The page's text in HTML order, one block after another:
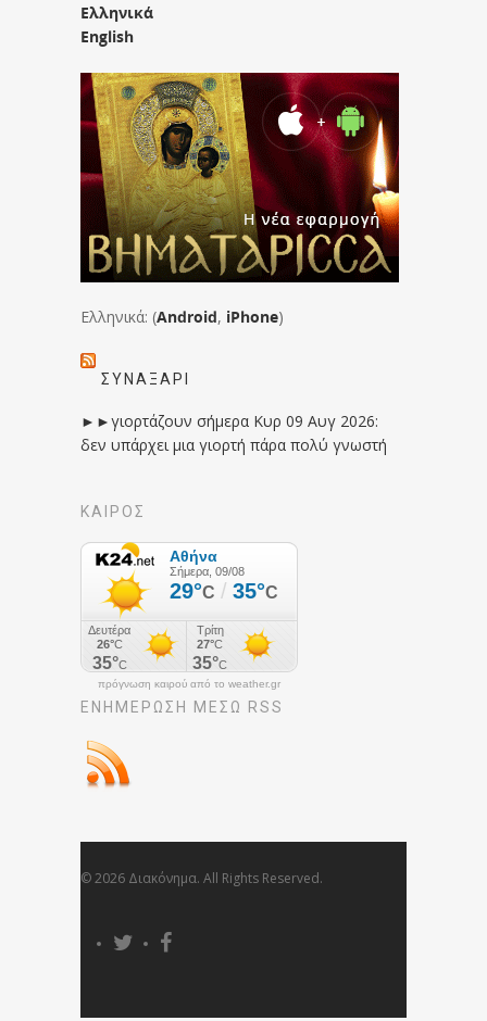
Ελληνικά
English
Ελληνικά: (Android, iPhone)
ΣΥΝΑΞΆΡΙ
►►γιορτάζουν σήμερα Κυρ 09 Αυγ 2026:
δεν υπάρχει μια γιορτή πάρα πολύ γνωστή
ΚΑΙΡΟΣ
πρόγνωση καιρού από το weather.gr
ΕΝΗΜΈΡΩΣΉ ΜΕΣΩ RSS
© 2026 Διακόνημα. All Rights Reserved.